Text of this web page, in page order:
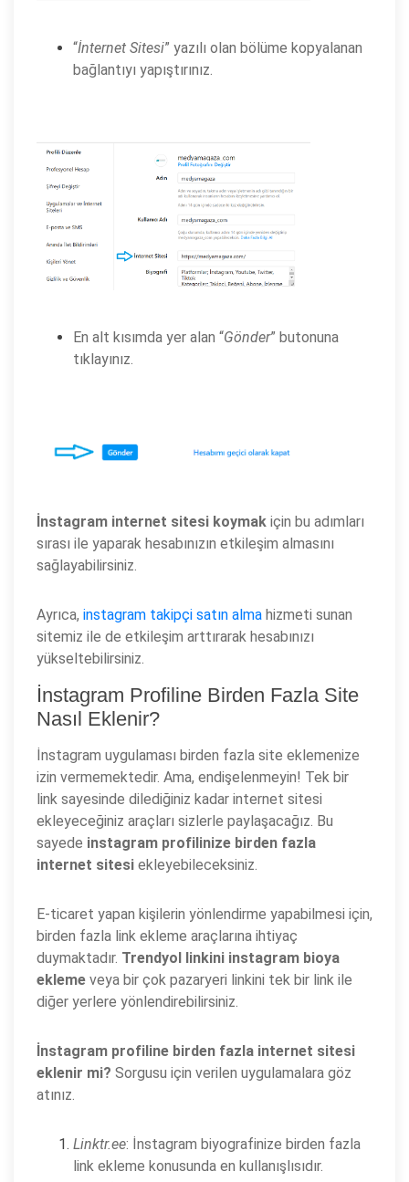
“İnternet Sitesi” yazılı olan bölüme kopyalanan
bağlantıyı yapıştırınız.
En alt kısımda yer alan “Gönder” butonuna
tıklayınız.
İnstagram internet sitesi koymak için bu adımları
sırası ile yaparak hesabınızın etkileşim almasını
sağlayabilirsiniz.
Ayrıca, instagram takipçi satın alma hizmeti sunan
sitemiz ile de etkileşim arttırarak hesabınızı
yükseltebilirsiniz.
İnstagram Profiline Birden Fazla Site
Nasıl Eklenir?
İnstagram uygulaması birden fazla site eklemenize
izin vermemektedir. Ama, endişelenmeyin! Tek bir
link sayesinde dilediğiniz kadar internet sitesi
ekleyeceğiniz araçları sizlerle paylaşacağız. Bu
sayede instagram profilinize birden fazla
internet sitesi ekleyebileceksiniz.
E-ticaret yapan kişilerin yönlendirme yapabilmesi için,
birden fazla link ekleme araçlarına ihtiyaç
duymaktadır. Trendyol linkini instagram bioya
ekleme veya bir çok pazaryeri linkini tek bir link ile
diğer yerlere yönlendirebilirsiniz.
İnstagram profiline birden fazla internet sitesi
eklenir mi? Sorgusu için verilen uygulamalara göz
atınız.
Linktr.ee: İnstagram biyografinize birden fazla
link ekleme konusunda en kullanışlısıdır.